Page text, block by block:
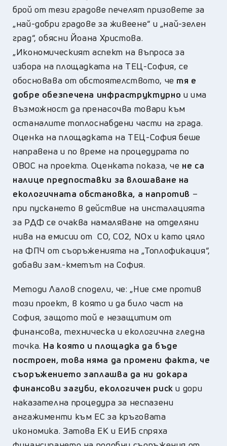
брой от тези градове печелят призовете за
„най-добри градове за живеене“ и „най-зелен
град“, обясни Йоана Христова.
„Икономическият аспект на въпроса за
избора на площадката на ТЕЦ-София, се
обосновава от обстоятелството, че тя е
добре обезпечена инфраструктурно и има
възможност да пренасочва товари към
останалите топлоснабдени части на града.
Оценка на площадката на ТЕЦ-София беше
направена и по време на процедурата по
ОВОС на проекта. Оценката показа, че не са
налице предпоставки за влошаване на
екологичната обстановка, а напротив –
при пускането в действие на инсталацията
за РДФ се очаква намаляване на отделяни
нива на емисии от CO, CO2, NOx и като цяло
на ФПЧ от съоръженията на „Топлофикация“,
добави зам.-кметът на София.
Методи Лалов сподели, че: „Ние сме против
този проект, в която и да било част на
София, защото той е незащитим от
финансова, техническа и екологична гледна
точка. На която и площадка да бъде
построен, това няма да промени факта, че
съоръжението заплашва да ни докара
финансови загуби, екологичен риск и дори
наказателна процедура за неспазени
ангажименти към ЕС за кръговата
икономика. Затова ЕК и ЕИБ спряха